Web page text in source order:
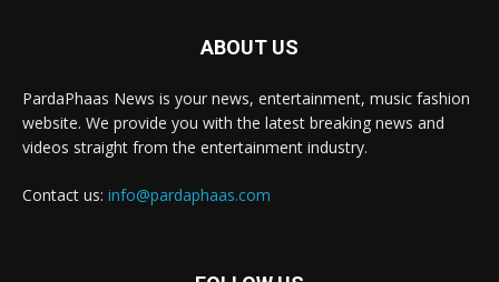
ABOUT US
PardaPhaas News is your news, entertainment, music fashion
website. We provide you with the latest breaking news and
videos straight from the entertainment industry.
Contact us: info@pardaphaas.com